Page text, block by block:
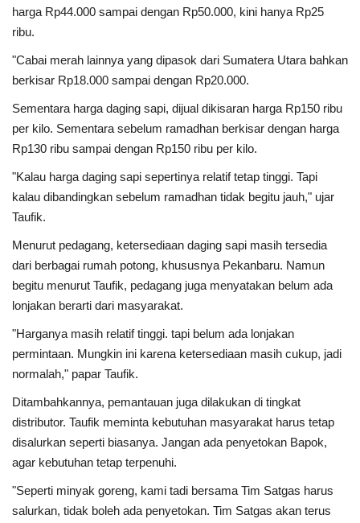
harga Rp44.000 sampai dengan Rp50.000, kini hanya Rp25
ribu.
"Cabai merah lainnya yang dipasok dari Sumatera Utara bahkan
berkisar Rp18.000 sampai dengan Rp20.000.
Sementara harga daging sapi, dijual dikisaran harga Rp150 ribu
per kilo. Sementara sebelum ramadhan berkisar dengan harga
Rp130 ribu sampai dengan Rp150 ribu per kilo.
"Kalau harga daging sapi sepertinya relatif tetap tinggi. Tapi
kalau dibandingkan sebelum ramadhan tidak begitu jauh," ujar
Taufik.
Menurut pedagang, ketersediaan daging sapi masih tersedia
dari berbagai rumah potong, khususnya Pekanbaru. Namun
begitu menurut Taufik, pedagang juga menyatakan belum ada
lonjakan berarti dari masyarakat.
"Harganya masih relatif tinggi. tapi belum ada lonjakan
permintaan. Mungkin ini karena ketersediaan masih cukup, jadi
normalah," papar Taufik.
Ditambahkannya, pemantauan juga dilakukan di tingkat
distributor. Taufik meminta kebutuhan masyarakat harus tetap
disalurkan seperti biasanya. Jangan ada penyetokan Bapok,
agar kebutuhan tetap terpenuhi.
"Seperti minyak goreng, kami tadi bersama Tim Satgas harus
salurkan, tidak boleh ada penyetokan. Tim Satgas akan terus